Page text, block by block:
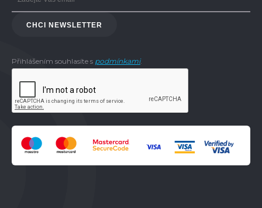
CHCI NEWSLETTER
Přihlášením souhlasíte s podmínkami.